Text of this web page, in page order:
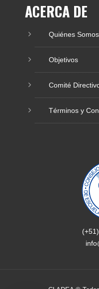
ACERCA DE
Quiénes Somos
Objetivos
Comité
Términos y